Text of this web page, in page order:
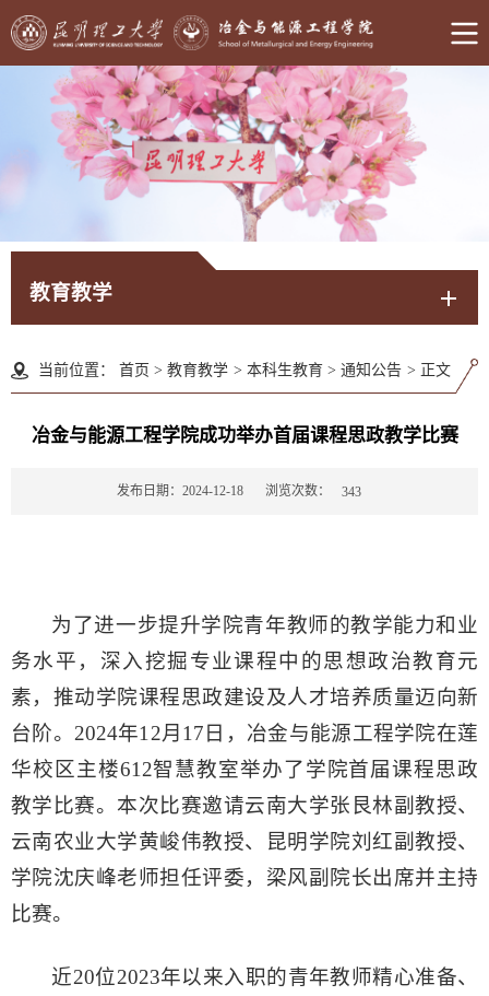
教育教学
当前位置： 首页 > 教育教学 > 本科生教育 > 通知公告 > 正文
冶金与能源工程学院成功举办首届课程思政教学比赛
发布日期：2024-12-18 浏览次数： 343
为了进一步提升学院青年教师的教学能力和业
务水平，深入挖掘专业课程中的思想政治教育元
素，推动学院课程思政建设及人才培养质量迈向新
台阶。2024年12月17日，冶金与能源工程学院在莲
华校区主楼612智慧教室举办了学院首届课程思政
教学比赛。本次比赛邀请云南大学张艮林副教授、
云南农业大学黄峻伟教授、昆明学院刘红副教授、
学院沈庆峰老师担任评委，梁风副院长出席并主持
比赛。
近20位2023年以来入职的青年教师精心准备、